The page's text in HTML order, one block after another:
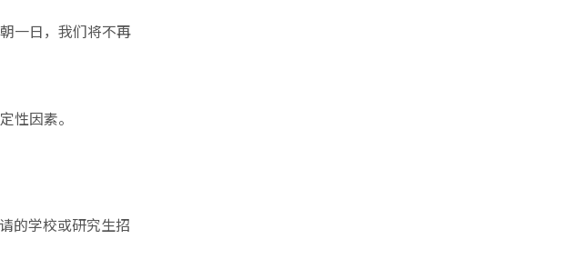
一日，我们将不再
性因素。
的学校或研究生招